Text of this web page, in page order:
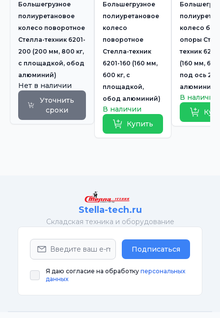
Большегрузное
полиуретановое
колесо поворотное
Стелла-техник 6201-
200 (200 мм, 800 кг,
с площадкой, обод
алюминий)
Нет в наличии
Уточнить
сроки
Большегрузное
полиуретановое
колесо
поворотное
Стелла-техник
6201-160 (160 мм,
600 кг, с
площадкой,
обод алюминий)
В наличии
Купить
колесо без
опоры
техник
(160 мм, 600
под ось
алюминий)
В наличии
Stella-tech.ru
Cкладская техника и оборудование
Подписаться
Я даю согласие на обработку персональных
данных